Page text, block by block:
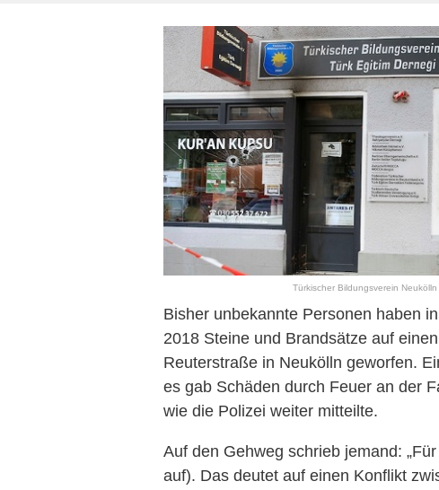
Türkischer Bildungsverein
Bisher unbekannte Personen haben
2018 Steine und Brandsätze auf
Reuterstraße in Neukölln geworfen.
es gab Schäden durch Feuer an der
wie die Polizei weiter mitteilte.
Auf den Gehweg schrieb jemand:
auf). Das deutet auf einen Konflikt